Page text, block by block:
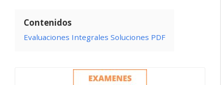
Contenidos
Evaluaciones Integrales Soluciones PDF